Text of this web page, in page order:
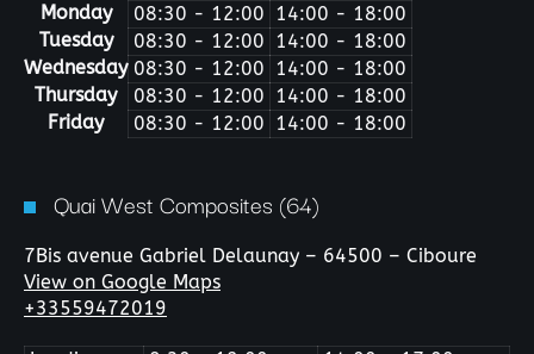
Monday
08:30 - 12:00 14:00 - 18:00
Tuesday
08:30 - 12:00 14:00 - 18:00
Wednesday 08:30 - 12:00 14:00 - 18:00
Thursday
08:30 - 12:00 14:00 - 18:00
Friday
08:30 - 12:00 14:00 - 18:00
Quai West Composites (64)
7Bis avenue Gabriel Delaunay – 64500 – Ciboure
View on Google Maps
+33559472019